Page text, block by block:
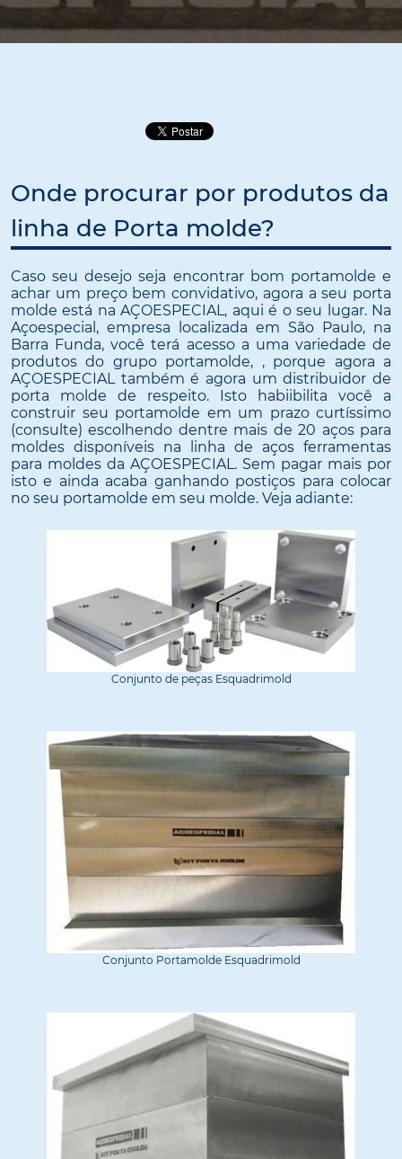
Onde procurar por produtos da
linha de Porta molde?
Caso seu desejo seja encontrar bom portamolde e
achar um preço bem convidativo, agora a seu porta
molde está na AÇOESPECIAL, aqui é o seu lugar. Na
Açoespecial, empresa localizada em São Paulo, na
Barra Funda, você terá acesso a uma variedade de
produtos do grupo portamolde, , porque agora a
AÇOESPECIAL também é agora um distribuidor de
porta molde de respeito. Isto habiibilita você a
construir seu portamolde em um prazo curtíssimo
(consulte) escolhendo dentre mais de 20 aços para
moldes disponíveis na linha de aços ferramentas
para moldes da AÇOESPECIAL. Sem pagar mais por
isto e ainda acaba ganhando postiços para colocar
no seu portamolde em seu molde. Veja adiante:
Conjunto de peças Esquadrimold
Conjunto Portamolde Esquadrimold